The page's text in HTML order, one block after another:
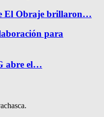
El Obraje brillaron…
para
abre el…